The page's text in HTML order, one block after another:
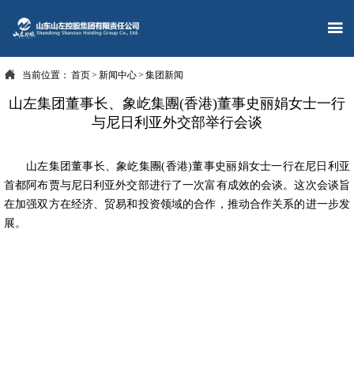

 当前位置： 首页> 新闻中心> 集团新闻
山左集团董事长、象屹集團(香港)董事史丽娟女士一行
与尼日利亚外交部举行会谈
山左集团董事长、象屹集團(香港)董事史丽娟女士一行在尼日利亚
首都阿布贾与尼日利亚外交部进行了一次富有成效的会谈。这次会谈旨
在加强双方在经济、贸易和投资领域的合作，推动合作关系的进一步发
展。